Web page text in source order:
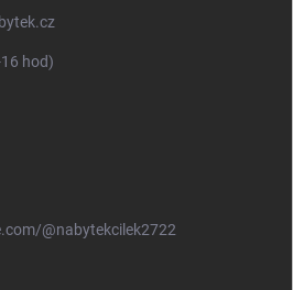
hod)
@nabytekcilek2722